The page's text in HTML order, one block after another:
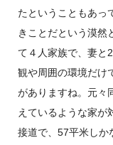
たということもあっ
きことだという漠然
て４人家族で、妻と
観や周囲の環境だけ
がありますね。元々
えているような家が
接道で、57平米しか